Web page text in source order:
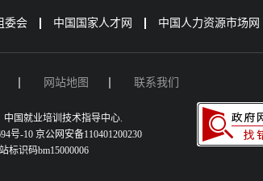
委会 中国国家人才网 中国人力资源市场网
网站地图 联系我们
中国就业培训技术指导中心.
号-10 京公网安备110401200230
标识码bm15000006